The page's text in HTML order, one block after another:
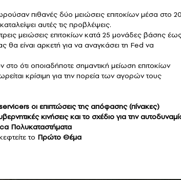
πιθανές δύο μειώσεις επιτοκίων μέσα στο
αυτές τις προβλέψεις.
μειώσεις επιτοκίων κατά 25 μονάδες βάσης
θα είναι αρκετή για να αναγκάσει τη Fed να
ότι οποιαδήποτε σημαντική μείωση επιτοκίων
κρίσιμη για την πορεία των αγορών τους
οι επιπτώσεις της απόφασης (πίνακες)
κινήσεις και το σχέδιο για την
Πολυκαταστήματα
το Πρώτο Θέμα